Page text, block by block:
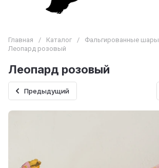
Главная / Каталог / Фальгированные шары
Леопард розовый
Леопард розовый
Предыдущий